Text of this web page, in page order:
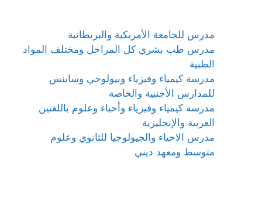
مدرس للجامعة الأمريكية والبريطانية
مدرس طب بشري كل المراحل ومختلف المواد
الطبية
مدرسة كيمياء وفيزياء وبيولوجي وساينس
للمدارس الأجنبية والخاصة
مدرسة كيمياء وفيزياء وأحياء وعلوم باللغتين
العربية والإنجليزية
مدرس الاحياء والجيولوجيا للثانوي وعلوم
متوسط ومعهد ديني